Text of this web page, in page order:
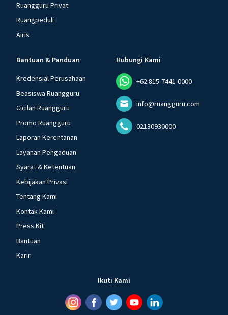
Ruangguru Privat
Ruangpeduli
Airis
Bantuan & Panduan
Kredensial Perusahaan
Beasiswa Ruangguru
Cicilan Ruangguru
Promo Ruangguru
Laporan Kerentanan
Layanan Pengaduan
Syarat & Ketentuan
Kebijakan Privasi
Tentang Kami
Kontak Kami
Press Kit
Bantuan
Karir
Hubungi Kami
+62 815-7441-0000
info@ruangguru.com
02130930000
Ikuti Kami